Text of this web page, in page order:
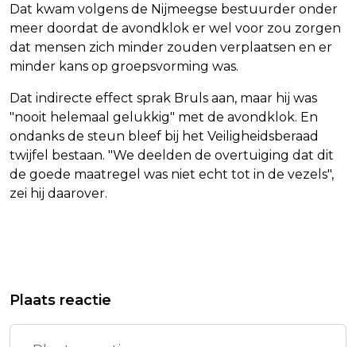
Dat kwam volgens de Nijmeegse bestuurder onder
meer doordat de avondklok er wel voor zou zorgen
dat mensen zich minder zouden verplaatsen en er
minder kans op groepsvorming was.
Dat indirecte effect sprak Bruls aan, maar hij was
"nooit helemaal gelukkig" met de avondklok. En
ondanks de steun bleef bij het Veiligheidsberaad
twijfel bestaan. "We deelden de overtuiging dat dit
de goede maatregel was niet echt tot in de vezels",
zei hij daarover.
ONGELUK TIJDENS AUTORALLY
KALLAS: DRONEMUUR AAN
OOSTFLANK EU MOET SNEL
Plaats reactie